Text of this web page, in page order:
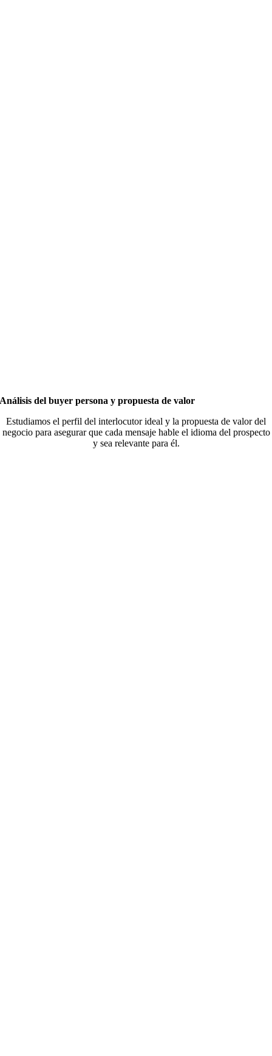
Análisis del buyer persona y propuesta de valor
Estudiamos el perfil del interlocutor ideal y la propuesta de valor del
negocio para asegurar que cada mensaje hable el idioma del prospecto
y sea relevante para él.